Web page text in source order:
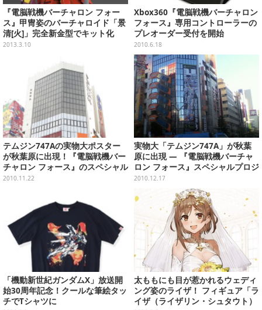
『電脳戦機バーチャロン フォー
ス』甲冑姿のバーチャロイド「景
清[火]」完全新金型でキット化
2013.3.10
Xbox360『電脳戦機バーチャロン
フォース』専用コントローラーの
プレオーダー受付を開始
2010.6.18
テムジン747Aの実物大ポスター
が秋葉原に出現！『電脳戦機バー
チャロン フォース』のスペシャル
プロジェクト
2010.11.22
実物大「テムジン747A」が秋葉
原に出現 ― 『電脳戦機バーチャ
ロン フォース』スペシャルプロジ
ェクト
2010.12.17
「機動新世紀ガンダムX」放送開
始30周年記念！クールな筆絵タッ
チでTシャツに
太ももにも目が惹かれるウェディ
ング姿のライザ！ フィギュア「ラ
イザ（ライザリン・シュタウト）